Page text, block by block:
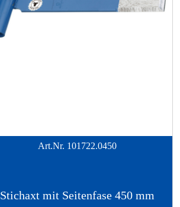
Art.Nr. 101722.0450
Stichaxt mit Seitenfase 450 mm